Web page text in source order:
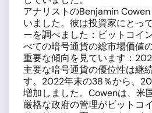
アナリストのBenjamin
いました。彼は投資家にとっ
ーを調べました：ビットコイ
べての暗号通貨の総市場価値
重要な傾向を見ています：
主要な暗号通貨の優位性は継
す。2022年末の38％から、
増加しました。Cowenは、米
厳格な政府の管理がビットコ